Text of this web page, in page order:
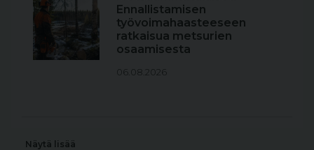
Ennallistamisen
työvoimahaasteeseen
ratkaisua metsurien
osaamisesta
06.08.2026
Näytä lisää